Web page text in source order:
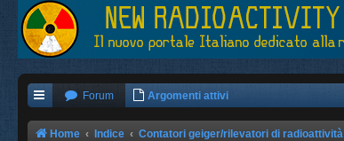
Forum Argomenti attivi
Home Indice Contatori geiger/rilevatori di radioattività